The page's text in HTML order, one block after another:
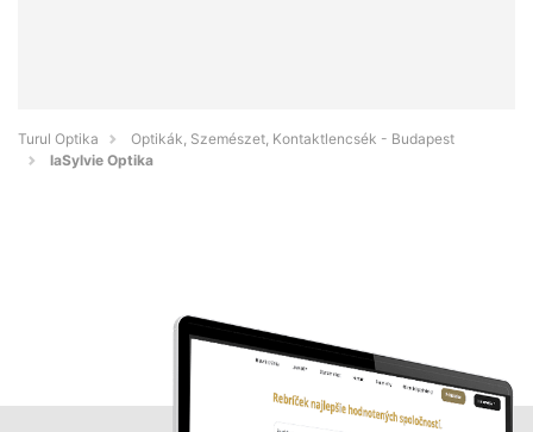
Turul Optika
Optikák, Szemészet, Kontaktlencsék - Budapest
laSylvie Optika